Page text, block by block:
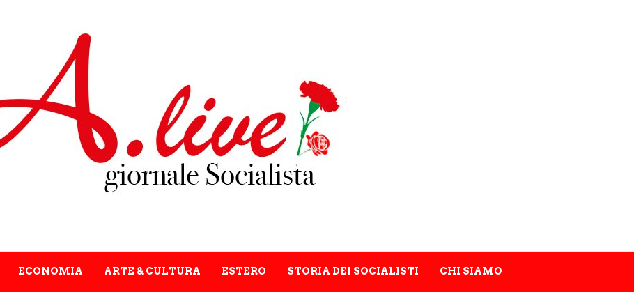
ECONOMIA ARTE & CULTURA ESTERO STORIA DEI SOCIALISTI CHI SIAMO